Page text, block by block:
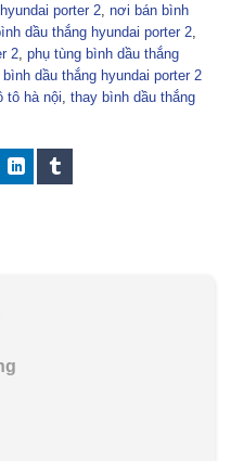
porter 2 nơi bán bình
dầu thắng hyundai porter 2
2 phụ tùng bình dầu thắng
dầu thắng hyundai porter 2
tô hà nội
thay bình dầu thắng